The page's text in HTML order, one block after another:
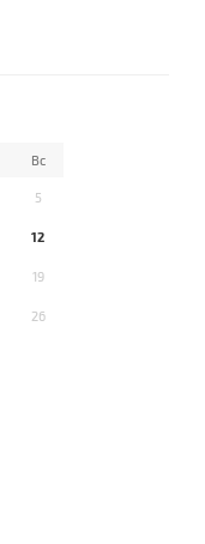
Вс
5
12
19
26